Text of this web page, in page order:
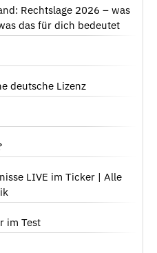
Rechtslage 2026 – was
das für dich bedeutet
deutsche Lizenz
LIVE im Ticker | Alle
im Test